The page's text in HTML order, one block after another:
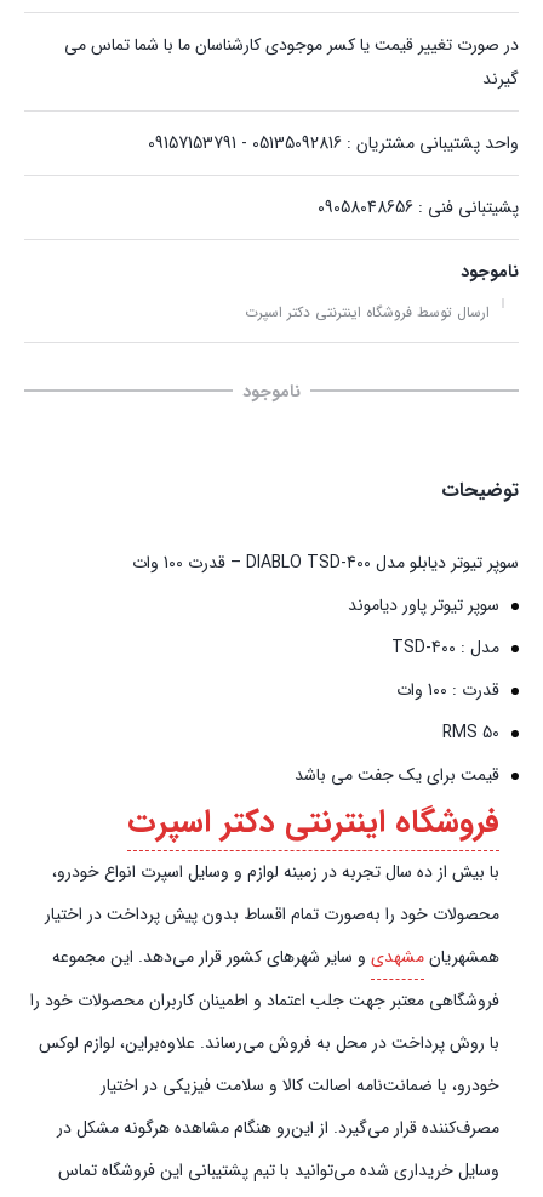
در صورت تغییر قیمت یا کسر موجودی کارشناسان ما با شما تماس می
گیرند
واحد پشتیبانی مشتریان : 05135092816 - 09157153791
پشیتبانی فنی : 09058048656
ناموجود
ارسال توسط فروشگاه اینترنتی دکتر اسپرت
ناموجود
توضیحات
سوپر تیوتر دیابلو مدل DIABLO TSD-400 – قدرت 100 وات
سوپر تیوتر پاور دیاموند
مدل : TSD-400
قدرت : 100 وات
RMS 50
قیمت برای یک جفت می باشد
فروشگاه اینترنتی دکتر اسپرت
با بیش از ده سال تجربه در زمینه لوازم و وسایل اسپرت انواع خودرو،
محصولات خود را به‌صورت تمام اقساط بدون پیش‌‎ پرداخت در اختیار
همشهریانمشهدی و سایر شهرهای کشور قرار می‌دهد. این مجموعه
فروشگاهی معتبر جهت جلب اعتماد و اطمینان کاربران محصولات خود را
با روش پرداخت در محل به فروش می‌رساند. علاوه‌بر‌این، لوازم لوکس
خودرو، با ضمانت‌نامه اصالت کالا و سلامت فیزیکی در اختیار
مصرف‌کننده قرار می‌گیرد. از این‌رو هنگام مشاهده هرگونه مشکل در
وسایل خریداری شده می‌توانید با تیم پشتیبانی این فروشگاه تماس